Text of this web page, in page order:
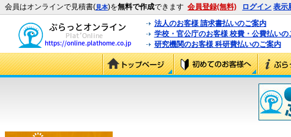
会員はオンラインで見積書(見本)を無料で作成できます 会員登録(無料) ログイン 表示
法人のお客様 請求書払いのご案内
学校・官公庁のお客様 校費・公費払いの
研究機関のお客様 科研費払いのご案内